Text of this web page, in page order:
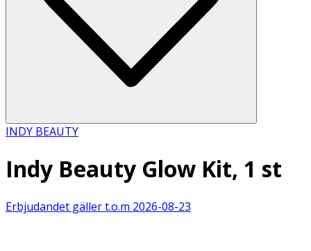
INDY BEAUTY
Indy Beauty Glow Kit, 1 st
Erbjudandet gäller t.o.m 2026-08-23